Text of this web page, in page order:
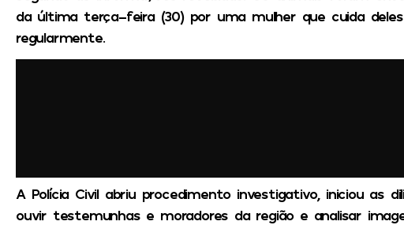
da última terça-feira (30) por uma mulher que cuida
regularmente.
A Polícia Civil abriu procedimento investigativo, iniciou as
ouvir testemunhas e moradores da região e analisar